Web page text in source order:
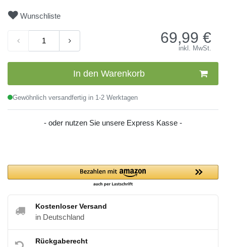
Wunschliste
69,99 €
inkl. MwSt.
In den Warenkorb
Gewöhnlich versandfertig in 1-2 Werktagen
- oder nutzen Sie unsere Express Kasse -
Kostenloser Versand
in Deutschland
Rückgaberecht